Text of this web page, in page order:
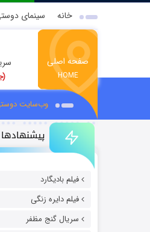
خانه سینمای
صفحه اصلی
HOME
وب‌سایت
پیشنهادها
فیلم بادیگارد
فیلم دایره زنگی
سریال گنج مظفر